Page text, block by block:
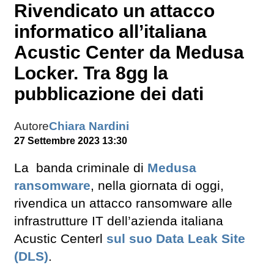
Rivendicato un attacco
informatico all’italiana
Acustic Center da Medusa
Locker. Tra 8gg la
pubblicazione dei dati
AutoreChiara Nardini
27 Settembre 2023 13:30
La banda criminale di Medusa
ransomware, nella giornata di oggi,
rivendica un attacco ransomware alle
infrastrutture IT dell’azienda italiana
Acustic Centerl sul suo Data Leak Site
(DLS).